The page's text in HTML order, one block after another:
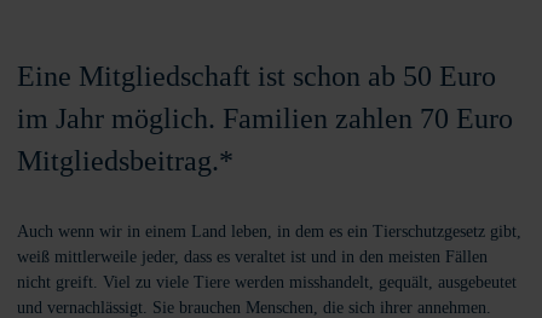
Eine Mitgliedschaft ist schon ab 50 Euro
im Jahr möglich. Familien zahlen 70 Euro
Mitgliedsbeitrag.*
Auch wenn wir in einem Land leben, in dem es ein Tierschutzgesetz gibt,
weiß mittlerweile jeder, dass es veraltet ist und in den meisten Fällen
nicht greift. Viel zu viele Tiere werden misshandelt, gequält, ausgebeutet
und vernachlässigt. Sie brauchen Menschen, die sich ihrer annehmen.